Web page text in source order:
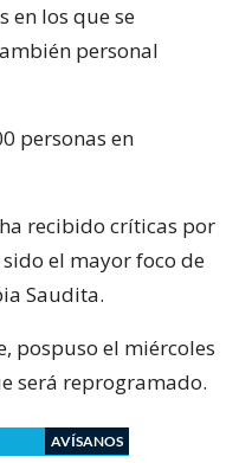
en los que se
personal
personas en
recibido críticas por
el mayor foco de
Saudita.
pospuso el miércoles
será reprogramado.
AVÍSANOS